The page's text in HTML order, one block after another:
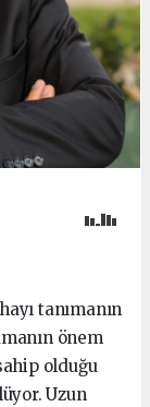
tanımanın
önem
olduğu
Uzun